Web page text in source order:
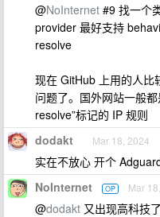
@NoInternet #9 找一个
provider 最好支持
resolve
现在 GitHub 上用的人比
问题了。国外网站一般
resolve”标记的 IP 规则
dodakt Mar 18, 2024
实在不放心 开个
NoInternet OP Mar
@dodakt 又出现高科技